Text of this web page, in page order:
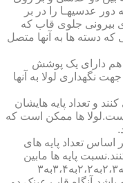
دور عدسیهـا را در بر
بیرونی جلوی قاب که
دسته ها به آنها متصل
هم دارای یک پوشش
نگهداری لولا به آنها
و تعداد پایه هایشان
است.لولا ها ممکن است که
اساس تعداد پایه های
پایه ها مابین
دسته و قاب متغیر می باشد.مثلاً،۲به۱،۱به۲،۳به۲،۲به۳،۴به۳